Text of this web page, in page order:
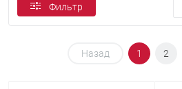
Фильтр
Назад 1 2